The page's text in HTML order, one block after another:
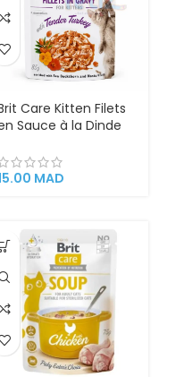
Care Kitten Filets
Sauce à la Dinde
Chaton
MAD